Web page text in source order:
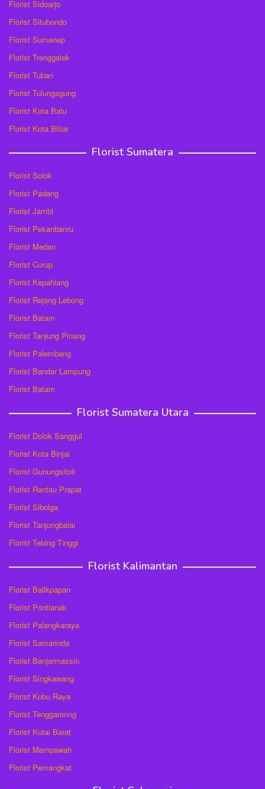
Florist Sidoarjo
Florist Situbondo
Florist Sumenep
Florist Trenggalek
Florist Tuban
Florist Tulungagung
Florist Kota Batu
Florist Kota Blitar
Florist Sumatera
Florist Solok
Florist Padang
Florist Jambi
Florist Pekanbanru
Florist Medan
Florist Curup
Florist Kepahiang
Florist Rejang Lebong
Florist Batam
Florist Tanjung Pinang
Florist Palembang
Florist Bandar Lampung
Florist Batam
Florist Sumatera Utara
Florist Dolok Sanggul
Florist Kota Binjai
Florist Gunungsitoli
Florist Rantau Prapat
Florist Sibolga
Florist Tanjungbalai
Florist Tebing Tinggi
Florist Kalimantan
Florist Balikpapan
Florist Pontianak
Florist Palangkaraya
Florist Samarinda
Florist Banjarmassin
Florist Singkawang
Florist Kubu Raya
Florist Tenggaronng
Florist Kutai Barat
Florist Mempawah
Florist Pemangkat